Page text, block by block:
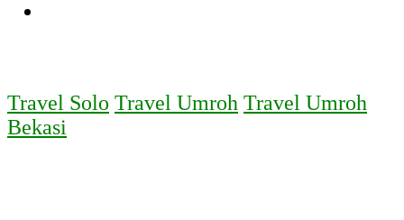
Travel Solo Travel Umroh Travel Umroh
Bekasi